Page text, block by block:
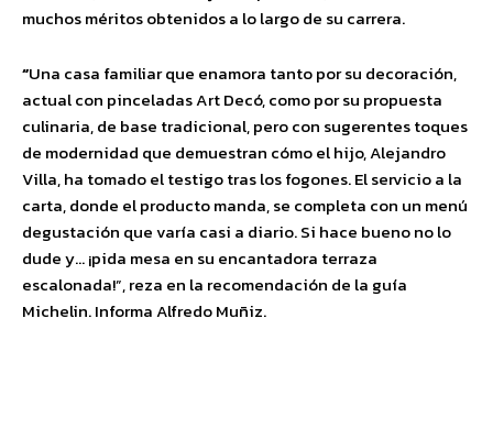
muchos méritos obtenidos a lo largo de su carrera.
“Una casa familiar que enamora tanto por su decoración,
actual con pinceladas Art Decó, como por su propuesta
culinaria, de base tradicional, pero con sugerentes toques
de modernidad que demuestran cómo el hijo, Alejandro
Villa, ha tomado el testigo tras los fogones. El servicio a la
carta, donde el producto manda, se completa con un menú
degustación que varía casi a diario. Si hace bueno no lo
dude y… ¡pida mesa en su encantadora terraza
escalonada!”, reza en la recomendación de la guía
Michelin. Informa Alfredo Muñiz.